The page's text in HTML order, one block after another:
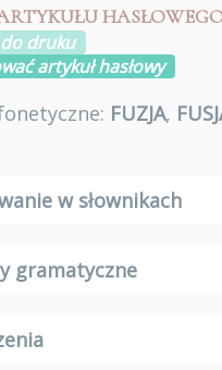
druku
artykuł hasłowy
FUZJA,
w słownikach
gramatyczne